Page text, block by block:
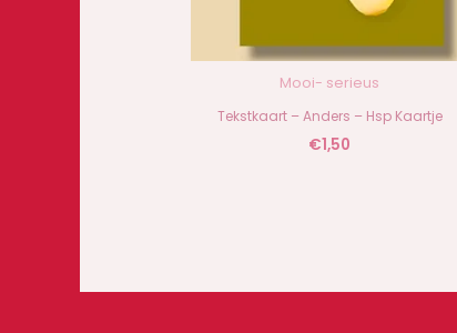
Mooi- serieus
Tekstkaart – Anders – Hsp Kaartje
€1,50